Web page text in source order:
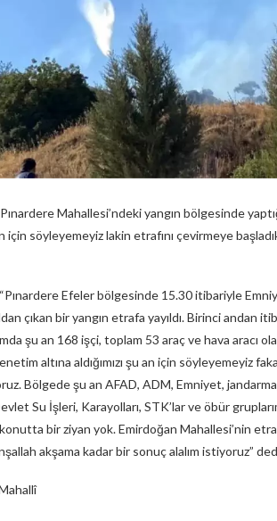
Mahallesi’ndeki yangın bölgesinde
için söyleyemeyiz lakin etrafını çevirmeye
“Pınardere Efeler bölgesinde 15.30 itibariyle
çıkan bir yangın etrafa yayıldı. Birinci andan
şu an 168 işçi, toplam 53 araç ve hava aracı
altına aldığımızı şu an için söyleyemeyiz
Bölgede şu an AFAD, ADM, Emniyet,
Su İşleri, Karayolları, STK’lar ve öbür
bir ziyan yok. Emirdoğan Mahallesi’nin
akşama kadar bir sonuç alalım istiyoruz”